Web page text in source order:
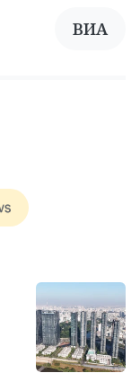
ВИА